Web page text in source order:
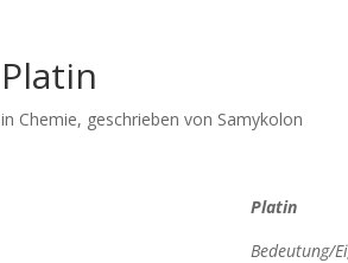
Platin
in Chemie, geschrieben von Samykolon
Platin
Bedeutung/